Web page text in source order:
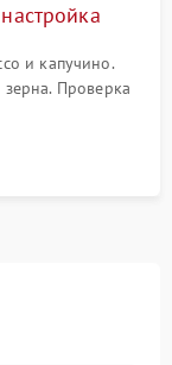
и капучино.
Проверка
напитка и
посторонних